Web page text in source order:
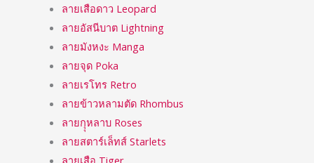
ลายเสือดาว Leopard
ลายอัสนีบาต Lightning
ลายมังหงะ Manga
ลายจุด Poka
ลายเรโทร Retro
ลายข้าวหลามตัด Rhombus
ลายกุุหลาบ Roses
ลายสตาร์เล็ทส์ Starlets
ลายเสือ Tiger